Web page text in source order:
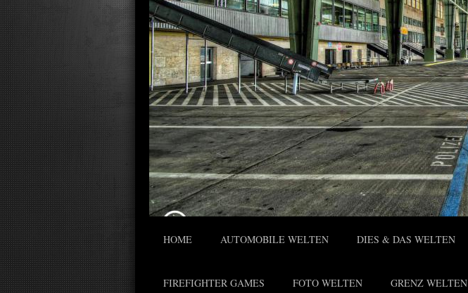
HOME AUTOMOBILE WELTEN DIES & DAS WELTEN
FIREFIGHTER GAMES FOTO WELTEN GRENZ WELTEN